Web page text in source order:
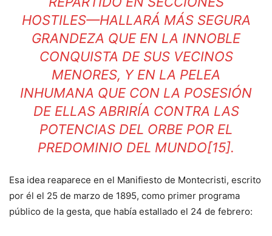
HOSTILES—HALLARÁ MÁS SEGURA
GRANDEZA QUE EN LA INNOBLE
CONQUISTA DE SUS VECINOS
MENORES, Y EN LA PELEA
INHUMANA QUE CON LA POSESIÓN
DE ELLAS ABRIRÍA CONTRA LAS
POTENCIAS DEL ORBE POR EL
PREDOMINIO DEL MUNDO[15].
Esa idea reaparece en el Manifiesto de Montecristi, escrito
por él el 25 de marzo de 1895, como primer programa
público de la gesta, que había estallado el 24 de febrero: